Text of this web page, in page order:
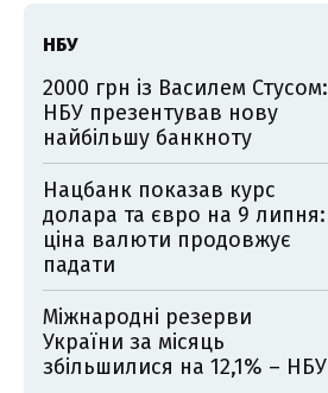
НБУ
2000 грн із Василем Стусом:
НБУ презентував нову
найбільшу банкноту
Нацбанк показав курс
долара та євро на 9 липня:
ціна валюти продовжує
падати
Міжнародні резерви
України за місяць
збільшилися на 12,1% – НБУ